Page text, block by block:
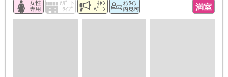
満室